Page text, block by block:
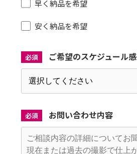
早く納品を希望
安く納品を希望
必須 ご希望のスケジュール感
必須 お問い合わせ内容